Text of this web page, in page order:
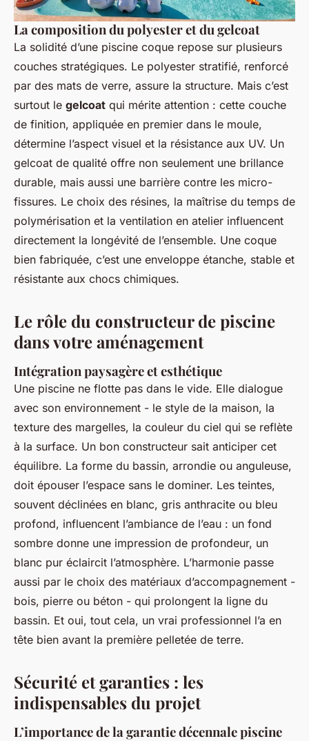
La composition du polyester et du gelcoat
La solidité d’une piscine coque repose sur plusieurs
couches stratégiques. Le polyester stratifié, renforcé
par des mats de verre, assure la structure. Mais c’est
surtout le gelcoat qui mérite attention : cette couche
de finition, appliquée en premier dans le moule,
détermine l’aspect visuel et la résistance aux UV. Un
gelcoat de qualité offre non seulement une brillance
durable, mais aussi une barrière contre les micro-
fissures. Le choix des résines, la maîtrise du temps de
polymérisation et la ventilation en atelier influencent
directement la longévité de l’ensemble. Une coque
bien fabriquée, c’est une enveloppe étanche, stable et
résistante aux chocs chimiques.
Le rôle du constructeur de piscine
dans votre aménagement
Intégration paysagère et esthétique
Une piscine ne flotte pas dans le vide. Elle dialogue
avec son environnement - le style de la maison, la
texture des margelles, la couleur du ciel qui se reflète
à la surface. Un bon constructeur sait anticiper cet
équilibre. La forme du bassin, arrondie ou anguleuse,
doit épouser l’espace sans le dominer. Les teintes,
souvent déclinées en blanc, gris anthracite ou bleu
profond, influencent l’ambiance de l’eau : un fond
sombre donne une impression de profondeur, un
blanc pur éclaircit l’atmosphère. L’harmonie passe
aussi par le choix des matériaux d’accompagnement -
bois, pierre ou béton - qui prolongent la ligne du
bassin. Et oui, tout cela, un vrai professionnel l’a en
tête bien avant la première pelletée de terre.
Sécurité et garanties : les
indispensables du projet
L’importance de la garantie décennale piscine